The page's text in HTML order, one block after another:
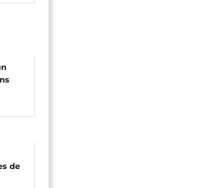
?
de